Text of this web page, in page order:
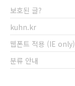
보호된 글?
kuhn.kr
웹폰트 적용 (IE only)
분류 안내